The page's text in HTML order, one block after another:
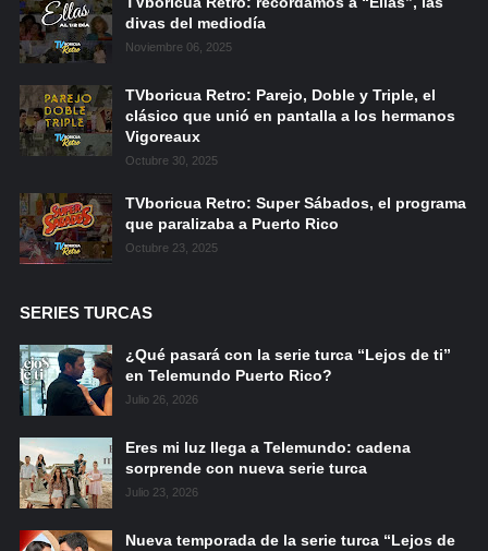
divas del mediodía
Noviembre 06, 2025
TVboricua Retro: Parejo, Doble y Triple, el
clásico que unió en pantalla a los hermanos
Vigoreaux
Octubre 30, 2025
TVboricua Retro: Super Sábados, el programa
que paralizaba a Puerto Rico
Octubre 23, 2025
SERIES TURCAS
¿Qué pasará con la serie turca “Lejos de ti”
en Telemundo Puerto Rico?
Julio 26, 2026
Eres mi luz llega a Telemundo: cadena
sorprende con nueva serie turca
Julio 23, 2026
Nueva temporada de la serie turca “Lejos de